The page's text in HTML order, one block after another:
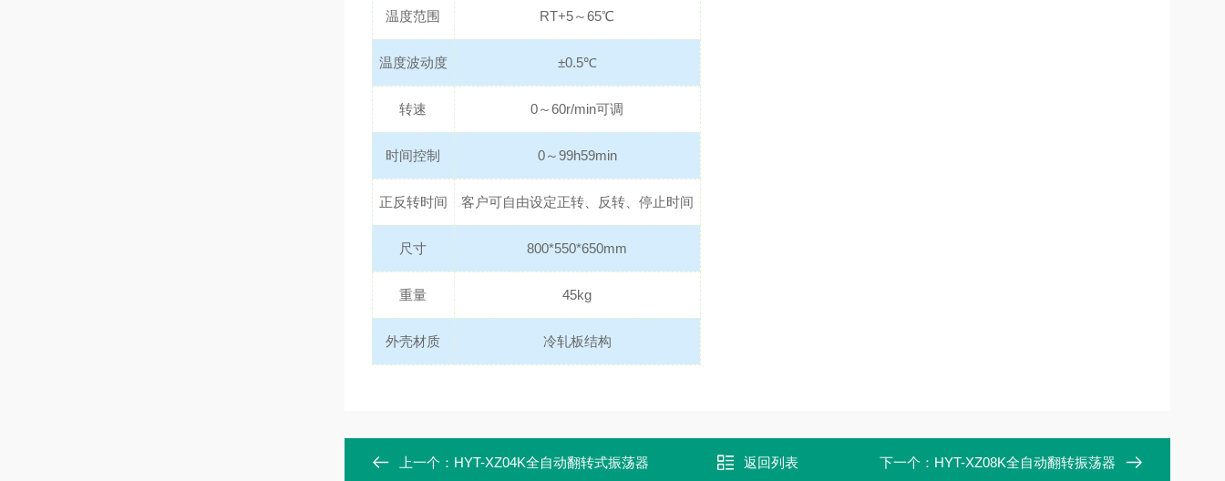
温度范围 RT+5～65℃
温度波动度 ±0.5℃
转速 0～60r/min可调
时间控制 0～99h59min
正反转时间 客户可自由设定正转、反转、停止时间
尺寸 800*550*650mm
重量 45kg
外壳材质 冷轧板结构
上一个： HYT-XZ04K全自动翻转式振荡器 返回列表 下一个： HYT-XZ08K全自动翻转振荡器